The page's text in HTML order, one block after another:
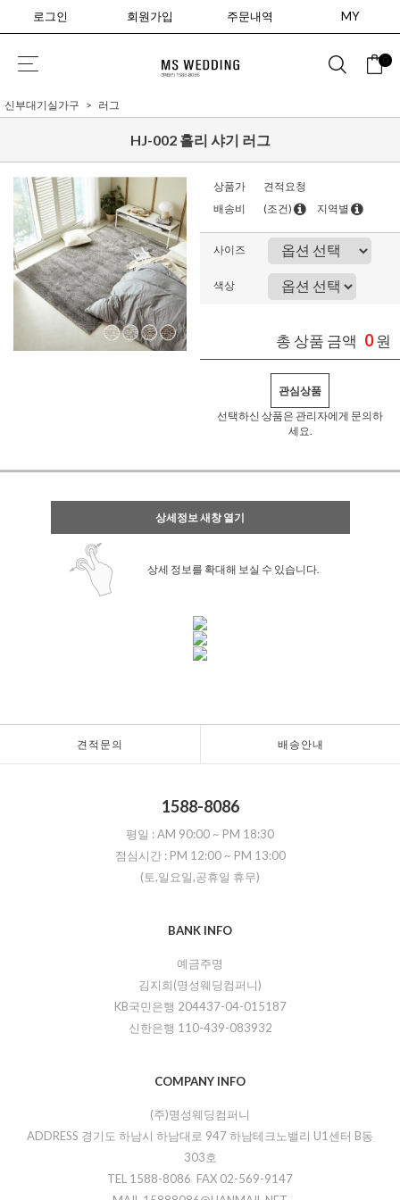
로그인 회원가입 주문내역 MY
0
신부대기실가구 러그
HJ-002 홀리 샤기 러그
상품가
견적요청
배송비
(조건) 지역별
사이즈
색상
총 상품 금액 0원
관심상품
선택하신 상품은 관리자에게 문의하
세요.
상세정보 새창 열기
상세 정보를 확대해 보실 수 있습니다.
견적문의 배송안내
1588-8086
평일 :AM 90:00 ~ PM 18:30
점심시간 : PM 12:00~ PM 13:00
(토,일요일,공휴일 휴무)
BANK INFO
예금주명
김지희(명성웨딩컴퍼니)
KB국민은행 204437-04-015187
신한은행 110-439-083932
COMPANY INFO
(주)명성웨딩컴퍼니
ADDRESS 경기도 하남시 하남대로 947 하남테크노밸리 U1센터 B동
303호
TEL 1588-8086 FAX 02-569-9147